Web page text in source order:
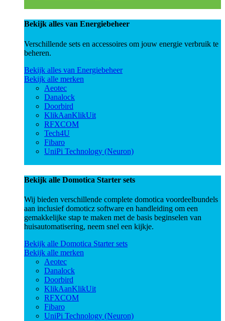
Bekijk alles van Energiebeheer
Verschillende sets en accessoires om jouw energie verbruik te
beheren.
Bekijk alles van Energiebeheer
Bekijk alle merken
Aeotec
Danalock
Doorbird
KlikAanKlikUit
RFXCOM
Tech4U
Fibaro
UniPi Technology (Neuron)
Bekijk alle Domotica Starter sets
Wij bieden verschillende complete domotica voordeelbundels
aan inclusief domoticz software en handleiding om een
gemakkelijke stap te maken met de basis beginselen van
huisautomatisering, neem snel een kijkje.
Bekijk alle Domotica Starter sets
Bekijk alle merken
Aeotec
Danalock
Doorbird
KlikAanKlikUit
RFXCOM
Fibaro
UniPi Technology (Neuron)